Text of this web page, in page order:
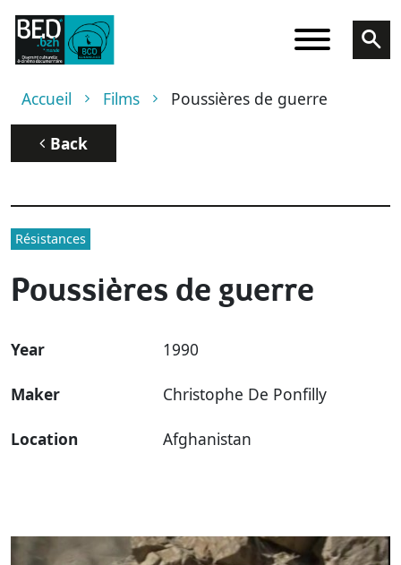
Skip to main content
Breadcrumb
Accueil Films Poussières de guerre
Back
Résistances
Poussières de guerre
Year 1990
Maker Christophe De Ponfilly
Location Afghanistan